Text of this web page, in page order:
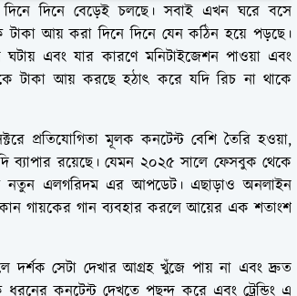
দিনে দিনে বেড়েই চলছে। সবাই এখন ঘরে বসে
টাকা আয় করা দিনে দিনে যেন কঠিন হয়ে পড়ছে।
এবং যার কারণে মনিটাইজেশন পাওয়া এবং
টাকা আয় করছে হঠাৎ করে যদি রিচ না থাকে
প্রতিযোগিতা মূলক কনটেন্ট বেশি তৈরি হওয়া,
ব্যাপার রয়েছে। যেমন ২০২৫ সালে ফেসবুক থেকে
নতুন এলগরিদম এর আপডেট। এছাড়াও অনলাইন
গায়কের গান ব্যবহার করলে আয়ের এক শতাংশ
দর্শক সেটা দেখার আগ্রহ খুঁজে পায় না এবং দ্রুত